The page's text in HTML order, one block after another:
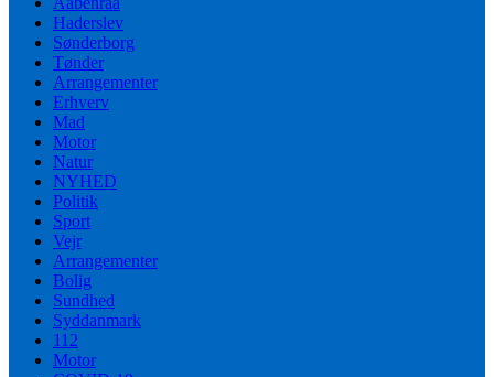
Haderslev
Sønderborg
Tønder
Arrangementer
Erhverv
Mad
Motor
Natur
NYHED
Politik
Sport
Vejr
Arrangementer
Bolig
Sundhed
Syddanmark
112
Motor